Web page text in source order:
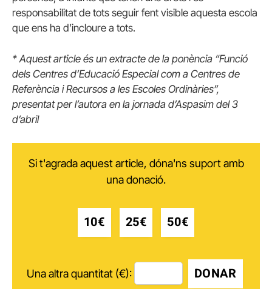
responsabilitat de tots seguir fent visible aquesta escola
que ens ha d’incloure a tots.
* Aquest article és un extracte de la ponència “Funció
dels Centres d’Educació Especial com a Centres de
Referència i Recursos a les Escoles Ordinàries”,
presentat per l’autora en la jornada d’Aspasim del 3
d’abril
Si t'agrada aquest article, dóna'ns suport amb
una donació.
10€ 25€ 50€
Una altra quantitat (€): DONAR